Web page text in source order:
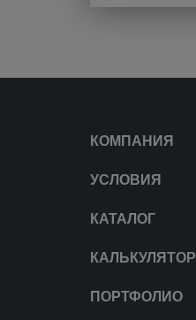
КОМПАНИЯ
УСЛОВИЯ
КАТАЛОГ
КАЛЬКУЛЯТОР
ПОРТФОЛИО